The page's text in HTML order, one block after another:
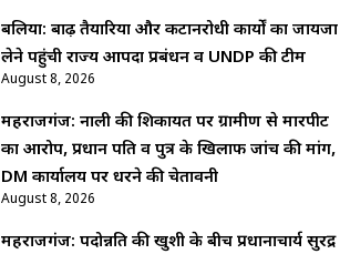
बलिया: बाढ़ तैयारियों और कटानरोधी कार्यों का जायजा
लेने पहुंची राज्य आपदा प्रबंधन व UNDP की टीम
August 8, 2026
महराजगंज: नाली की शिकायत पर ग्रामीण से मारपीट
का आरोप, प्रधान पति व पुत्र के खिलाफ जांच की मांग,
DM कार्यालय पर धरने की चेतावनी
August 8, 2026
महराजगंज: पदोन्नति की खुशी के बीच प्रधानाचार्य सुरेंद्र